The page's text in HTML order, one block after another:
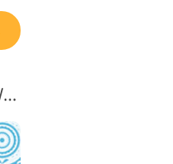
Pensule circulare pentru Photoshop #8 "World Pillars"